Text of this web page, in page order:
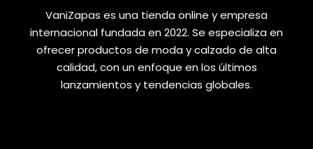
VaniZapas es una tienda online y empresa
internacional fundada en 2022. Se especializa en
ofrecer productos de moda y calzado de alta
calidad, con un enfoque en los últimos
lanzamientos y tendencias globales.